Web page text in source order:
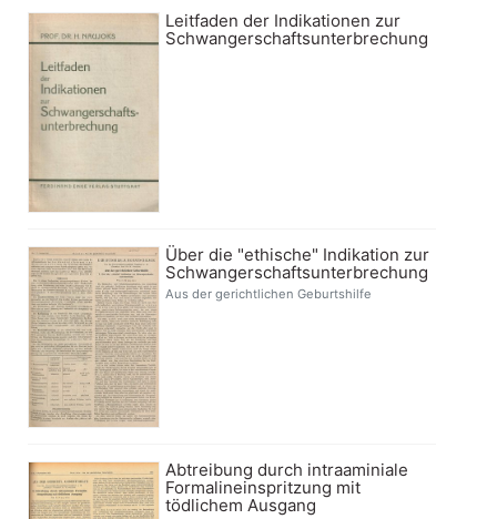
Leitfaden der Indikationen zur
Schwangerschaftsunterbrechung
Über die "ethische" Indikation zur
Schwangerschaftsunterbrechung
Aus der gerichtlichen Geburtshilfe
Abtreibung durch intraaminiale
Formalineinspritzung mit
tödlichem Ausgang